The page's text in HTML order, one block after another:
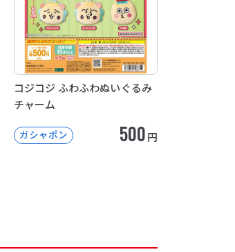
コジコジ ふわふわぬいぐるみ
チャーム
ガシャポン 500円